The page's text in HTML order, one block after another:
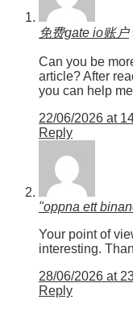
免费gate io账户
Can you be
article? After
you can help
22/06/2026 at
Reply
"oppna ett
Your point of
interesting.
28/06/2026 at
Reply